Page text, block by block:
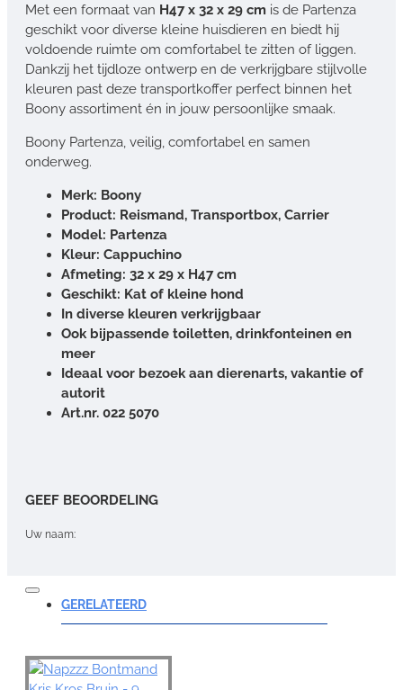
Met een formaat van H47 x 32 x 29 cm is de Partenza
geschikt voor diverse kleine huisdieren en biedt hij
voldoende ruimte om comfortabel te zitten of liggen.
Dankzij het tijdloze ontwerp en de verkrijgbare stijlvolle
kleuren past deze transportkoffer perfect binnen het
Boony assortiment én in jouw persoonlijke smaak.
Boony Partenza, veilig, comfortabel en samen
onderweg.
Merk: Boony
Product: Reismand, Transportbox, Carrier
Model: Partenza
Kleur: Cappuchino
Afmeting: 32 x 29 x H47 cm
Geschikt: Kat of kleine hond
In diverse kleuren verkrijgbaar
Ook bijpassende toiletten, drinkfonteinen en
meer
Ideaal voor bezoek aan dierenarts, vakantie of
autorit
Art.nr. 022 5070
GEEF BEOORDELING
Uw naam:
Opmerking:
GERELATEERD